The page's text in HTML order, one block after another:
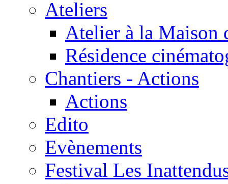
Ateliers
Atelier à la Maison
Résidence
Chantiers - Actions
Actions
Edito
Evènements
Festival Les